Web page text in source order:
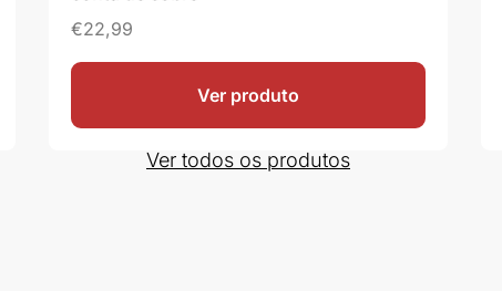
€22,99
Ver produto
Ver todos os produtos